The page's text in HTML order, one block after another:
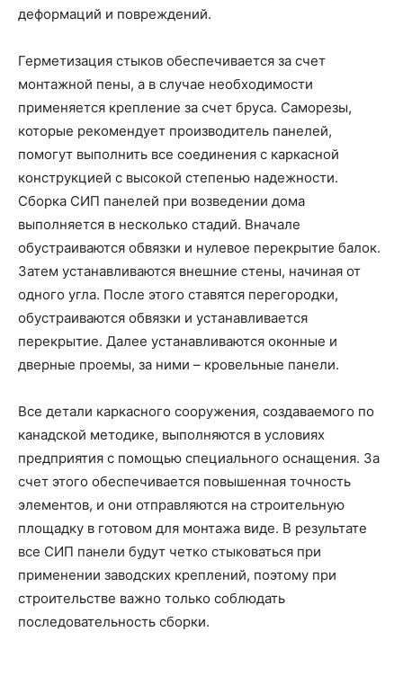
деформаций и повреждений.
Герметизация стыков обеспечивается за счет
монтажной пены, а в случае необходимости
применяется крепление за счет бруса. Саморезы,
которые рекомендует производитель панелей,
помогут выполнить все соединения с каркасной
конструкцией с высокой степенью надежности.
Сборка СИП панелей при возведении дома
выполняется в несколько стадий. Вначале
обустраиваются обвязки и нулевое перекрытие балок.
Затем устанавливаются внешние стены, начиная от
одного угла. После этого ставятся перегородки,
обустраиваются обвязки и устанавливается
перекрытие. Далее устанавливаются оконные и
дверные проемы, за ними – кровельные панели.
Все детали каркасного сооружения, создаваемого по
канадской методике, выполняются в условиях
предприятия с помощью специального оснащения. За
счет этого обеспечивается повышенная точность
элементов, и они отправляются на строительную
площадку в готовом для монтажа виде. В результате
все СИП панели будут четко стыковаться при
применении заводских креплений, поэтому при
строительстве важно только соблюдать
последовательность сборки.